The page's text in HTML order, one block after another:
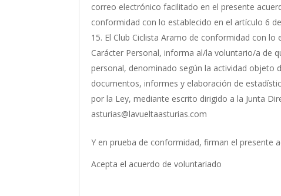
correo electrónico facilitado en el presente
conformidad con lo establecido en el artículo 6
El Club Ciclista Aramo de conformidad con
Carácter Personal, informa al/la voluntario/a de
personal, denominado según la actividad
documentos, informes y elaboración de
por la Ley, mediante escrito dirigido a la Junta
asturias@lavueltaasturias.com
Y en prueba de conformidad, firman el presente
Acepta el acuerdo de voluntariado